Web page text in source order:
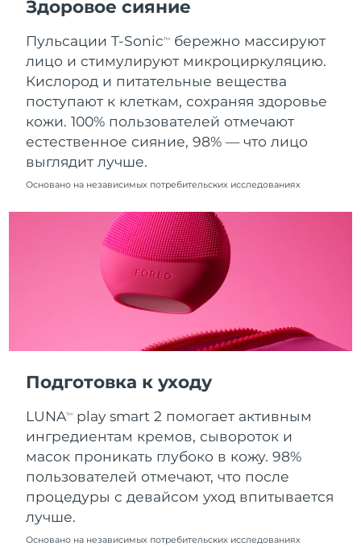
Здоровое сияние
Пульсации T-SonicTM
бережно массируют
лицо и стимулируют микроциркуляцию.
Кислород и питательные вещества
поступают к клеткам, сохраняя здоровье
кожи. 100% пользователей отмечают
естественное сияние, 98% — что лицо
выглядит лучше.
Основано на независимых потребительских исследованиях
Подготовка к уходу
LUNATM
play smart 2 помогает активным
ингредиентам кремов, сывороток и
масок проникать глубоко в кожу. 98%
пользователей отмечают, что после
процедуры с девайсом уход впитывается
лучше.
Основано на независимых потребительских исследованиях
Нидерланды
Ожидаемая дата доставки
8/10/26
Новая Зеландия
Ожидаемая дата доставки
8/10/26
Норвегия
Ожидаемая дата доставки
8/10/26
Оман
Ожидаемая дата доставки
Филиппины
Ожидаемая дата доставки
Ожидаемая дата доставки
Ожидаемая дата доставки
8/10/26
Пуэрто-Рико
Ожидаемая дата доставки
Катар
Ожидаемая дата доставки
Реюньон
Ожидаемая дата доставки
Румыния
8/10/26